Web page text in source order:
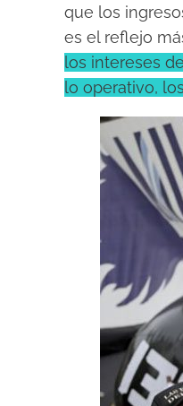
que los
es el reflejo
los intereses
lo operativo,